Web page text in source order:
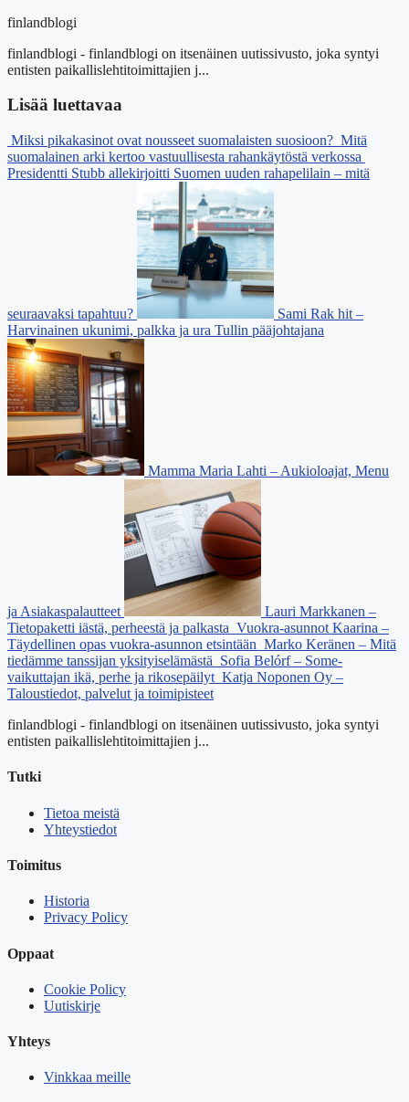
finlandblogi
finlandblogi - finlandblogi on itsenäinen uutissivusto, joka syntyi
entisten paikallislehtitoimittajien j...
Lisää luettavaa
Miksi pikakasinot ovat nousseet suomalaisten suosioon? Mitä
suomalainen arki kertoo vastuullisesta rahankäytöstä verkossa
Presidentti Stubb allekirjoitti Suomen uuden rahapelilain – mitä
seuraavaksi tapahtuu?
Sami Rak hit –
Harvinainen ukunimi, palkka ja ura Tullin pääjohtajana
Mamma Maria Lahti – Aukioloajat, Menu
ja Asiakaspalautteet
Lauri Markkanen –
Tietopaketti iästä, perheestä ja palkasta Vuokra-asunnot Kaarina –
Täydellinen opas vuokra-asunnon etsintään Marko Keränen – Mitä
tiedämme tanssijan yksityiselämästä Sofia Belórf – Some-
vaikuttajan ikä, perhe ja rikosepäilyt Katja Noponen Oy –
Taloustiedot, palvelut ja toimipisteet
finlandblogi - finlandblogi on itsenäinen uutissivusto, joka syntyi
entisten paikallislehtitoimittajien j...
Tutki
Tietoa meistä
Yhteystiedot
Toimitus
Historia
Privacy Policy
Oppaat
Cookie Policy
Uutiskirje
Yhteys
Vinkkaa meille